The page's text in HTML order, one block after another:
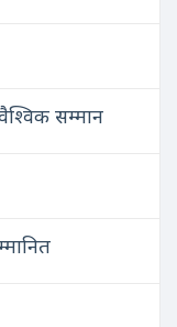
सम्मान